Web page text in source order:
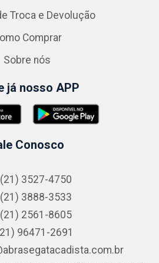
Troca e Devolução
Comprar
Sobre nós
já nosso APP
Conosco
(21) 3527-4750
(21) 3888-3533
(21) 2561-8605
96471-2691